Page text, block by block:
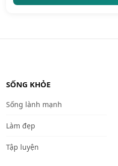
SỐNG KHỎE
Sống lành mạnh
Làm đẹp
Tập luyện